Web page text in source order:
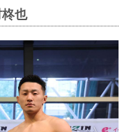
）GLION ARENA
されるRIZIN
モフ vs. 松嶋こよみ
ドクターストップのた
りましたのでお知らせ
ルス性胃腸炎のためド
モフがウィルス性胃腸
也